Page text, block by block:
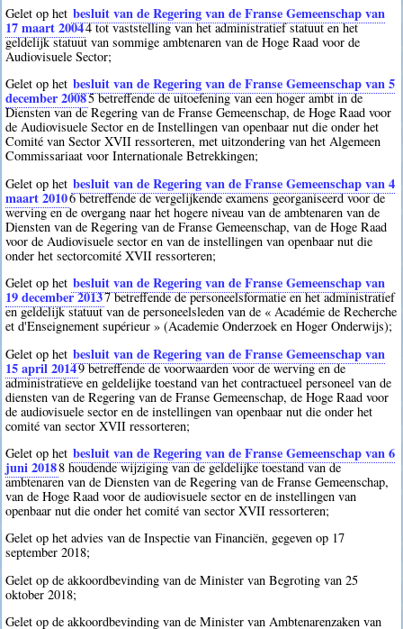
Gelet op het besluit van de Regering van de Franse Gemeenschap van
17 maart 20044tot vaststelling van het administratief statuut en het
geldelijk statuut van sommige ambtenaren van de Hoge Raad voor de
Audiovisuele Sector;
Gelet op het besluit van de Regering van de Franse Gemeenschap van 5
december 20085betreffende de uitoefening van een hoger ambt in de
Diensten van de Regering van de Franse Gemeenschap, de Hoge Raad voor
de Audiovisuele Sector en de Instellingen van openbaar nut die onder het
Comité van Sector XVII ressorteren, met uitzondering van het Algemeen
Commissariaat voor Internationale Betrekkingen;
Gelet op het besluit van de Regering van de Franse Gemeenschap van 4
maart 20106betreffende de vergelijkende examens georganiseerd voor de
werving en de overgang naar het hogere niveau van de ambtenaren van de
Diensten van de Regering van de Franse Gemeenschap, van de Hoge Raad
voor de Audiovisuele sector en van de instellingen van openbaar nut die
onder het sectorcomité XVII ressorteren;
Gelet op het besluit van de Regering van de Franse Gemeenschap van
19 december 20137betreffende de personeelsformatie en het administratief
en geldelijk statuut van de personeelsleden van de « Académie de Recherche
et d'Enseignement supérieur » (Academie Onderzoek en Hoger Onderwijs);
Gelet op het besluit van de Regering van de Franse Gemeenschap van
15 april 20149betreffende de voorwaarden voor de werving en de
administratieve en geldelijke toestand van het contractueel personeel van de
diensten van de Regering van de Franse Gemeenschap, de Hoge Raad voor
de audiovisuele sector en de instellingen van openbaar nut die onder het
comité van sector XVII ressorteren;
Gelet op het besluit van de Regering van de Franse Gemeenschap van 6
juni 20188 houdende wijziging van de geldelijke toestand van de
ambtenaren van de Diensten van de Regering van de Franse Gemeenschap,
van de Hoge Raad voor de audiovisuele sector en de instellingen van
openbaar nut die onder het comité van sector XVII ressorteren;
Gelet op het advies van de Inspectie van Financiën, gegeven op 17
september 2018;
Gelet op de akkoordbevinding van de Minister van Begroting van 25
oktober 2018;
Gelet op de akkoordbevinding van de Minister van Ambtenarenzaken van